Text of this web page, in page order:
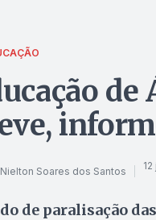
Nielton Soares dos Santos
de paralisação